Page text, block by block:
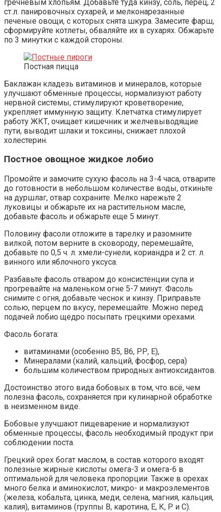
гречневым хлопьям. Добавьте туда кинзу, соль, перец, 2
ст.л. панировочных сухарей, и мелконарезанные
печеные овощи, с которых снята шкура. Замесите фарш,
сформируйте котлеты, обваляйте их в сухарях. Обжарьте
по 3 минутки с каждой стороны.
Постная пицца
Баклажан кладезь витаминов и минералов, которые
улучшают обменные процессы, нормализуют работу
нервной системы, стимулируют кроветворение,
укрепляет иммунную защиту. Клетчатка стимулирует
работу ЖКТ, очищает кишечник и желчевыводящие
пути, выводит шлаки и токсины, снижает плохой
холестерин.
Постное овощное жидкое лобио
Промойте и замочите сухую фасоль на 3-4 часа, отварите
до готовности в небольшом количестве воды, откиньте
на дуршлаг, отвар сохраните. Мелко нарежьте 2
луковицы и обжарьте их на растительном масле,
добавьте фасоль и обжарьте еще 5 минут.
Половину фасоли отложите в тарелку и разомните
вилкой, потом верните в сковороду, перемешайте,
добавьте по 0,5 ч. л. хмели-сунели, кориандра и 2 ст. л.
винного или яблочного уксуса.
Разбавьте фасоль отваром до консистенции супа и
прогревайте на маленьком огне 5-7 минут. Фасоль
снимите с огня, добавьте чеснок и кинзу. Приправьте
солью, перцем по вкусу, перемешайте. Можно перед
подачей лобио щедро посыпать грецкими орехами.
Фасоль богата:
витаминами (особенно В5, В6, РР, Е),
Минералами (калий, кальций, фосфор, сера)
большим количеством природных антиоксидантов.
Достоинство этого вида бобовых в том, что всё, чем
полезна фасоль, сохраняется при кулинарной обработке
в неизменном виде.
Бобовые улучшают пищеварение и нормализуют
обменные процессы, фасоль необходимый продукт при
соблюдении поста.
Грецкий орех богат маслом, в состав которого входят
полезные жирные кислоты омега-3 и омега-6 в
оптимальной для человека пропорции. Также в орехах
много белка и аминокислот, микро- и макроэлементов
(железа, кобальта, цинка, меди, селена, магния, кальция,
калия), витаминов (группы В, каротина, Е, К, Р и С).